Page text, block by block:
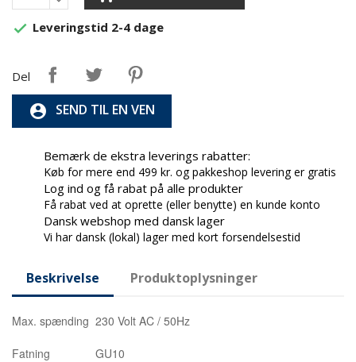
 Leveringstid 2-4 dage
Del
account_circle SEND TIL EN VEN
Bemærk de ekstra leverings rabatter:
Køb for mere end 499 kr. og pakkeshop levering er gratis
Log ind og få rabat på alle produkter
Få rabat ved at oprette (eller benytte) en kunde konto
Dansk webshop med dansk lager
Vi har dansk (lokal) lager med kort forsendelsestid
Beskrivelse Produktoplysninger
Max. spænding 230 Volt AC / 50Hz
Fatning GU10